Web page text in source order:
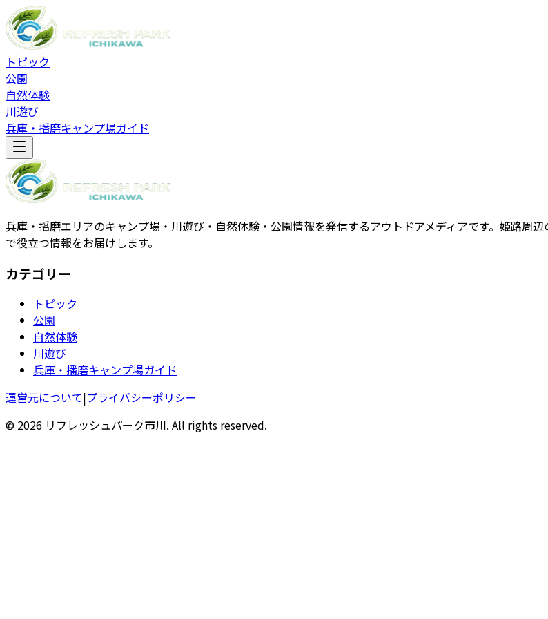
トピック
公園
自然体験
川遊び
兵庫・播磨キャンプ場ガイド
兵庫・播磨エリアのキャンプ場・川遊び・自然体験・公園情報を発信するアウトドアメディアです。姫路周
で役立つ情報をお届けします。
カテゴリー
トピック
公園
自然体験
川遊び
兵庫・播磨キャンプ場ガイド
運営元について|プライバシーポリシー
© 2026 リフレッシュパーク市川. All rights reserved.